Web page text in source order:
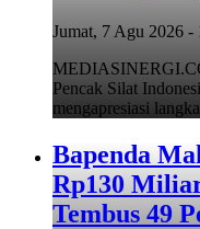
Jumat, 7 Agu 2026
Pencak Silat
mengapresiasi
Bapenda
Rp130
Tembus 49